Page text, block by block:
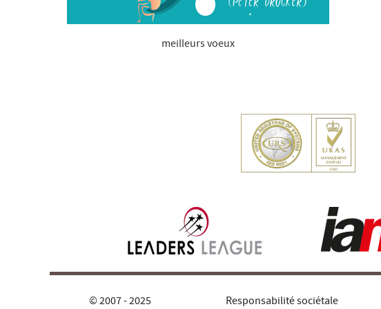
meilleurs voeux
© 2007 - 2025 Responsabilité sociétale